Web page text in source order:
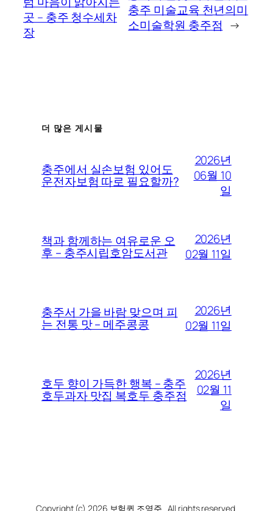
곳 – 충주 청수세차
장
충주 미술교육 천년의미
소미술학원 충주점 →
더 많은 게시물
충주에서 실손보험 있어도
운전자보험 따로 필요할까?
2026년
06월 10
일
책과 함께하는 여유로운 오
후 – 충주시립호암도서관
2026년
02월 11일
충주서 가을 바람 맞으며 피
는 전통 맛 – 메주콩콩
2026년
02월 11일
호두 향이 가득한 행복 – 충주
호두과자 맛집 복호두 충주점
2026년
02월 11
일
Copyright (c) 2026 보험퀸 조영주 . All rights reserved.